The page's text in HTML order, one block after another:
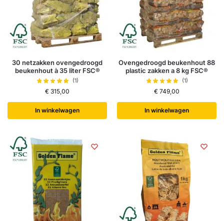
30 netzakken ovengedroogd
beukenhout à 35 liter FSC®
(1)
€ 315,00
In winkelwagen
Ovengedroogd beukenhout 88
plastic zakken a 8 kg FSC®
(1)
€ 749,00
In winkelwagen